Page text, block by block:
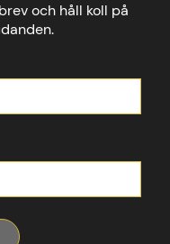
och håll koll på